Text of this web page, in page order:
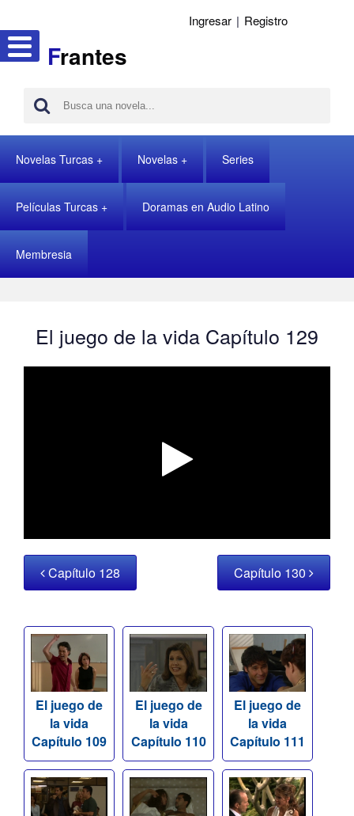
Frantes
Ingresar | Registro
Novelas Turcas Novelas Series
Películas Turcas Doramas en Audio Latino
Membresia
El juego de la vida Capítulo 129
Capítulo 128 Capítulo 130
El juego de
la vida
Capítulo 109
El juego de
la vida
Capítulo 110
El juego de
la vida
Capítulo 111